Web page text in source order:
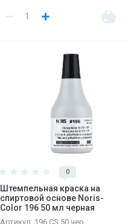
0
Штемпельная краска на
спиртовой основе Noris-
Color 196 50 мл черная
Артикул: 196 CS 50 чер